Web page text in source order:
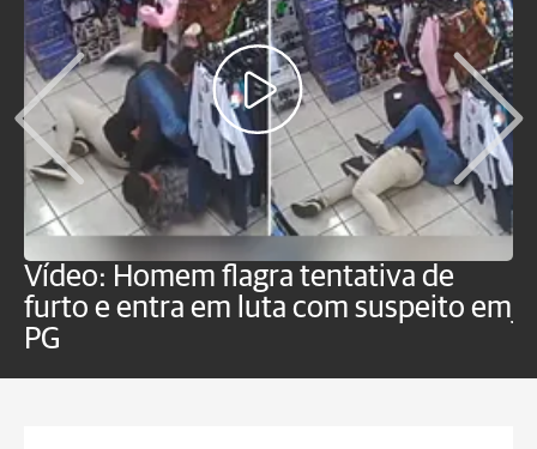
Vídeo: Homem flagra tentativa de
furto e entra em luta com suspeito em
PG